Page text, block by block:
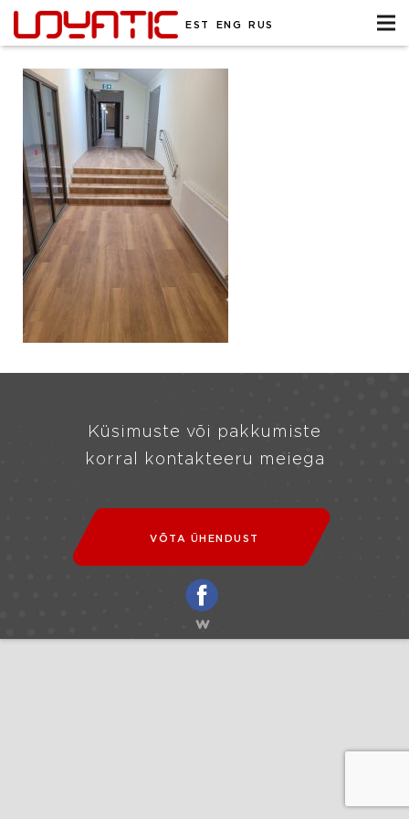
EST ENG RUS
Küsimuste või pakkumiste
korral kontakteeru meiega
VÕTA ÜHENDUST